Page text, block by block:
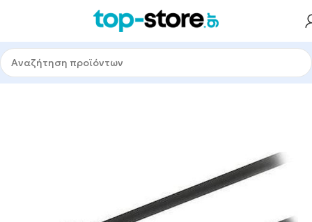
Αρχική σελίδα